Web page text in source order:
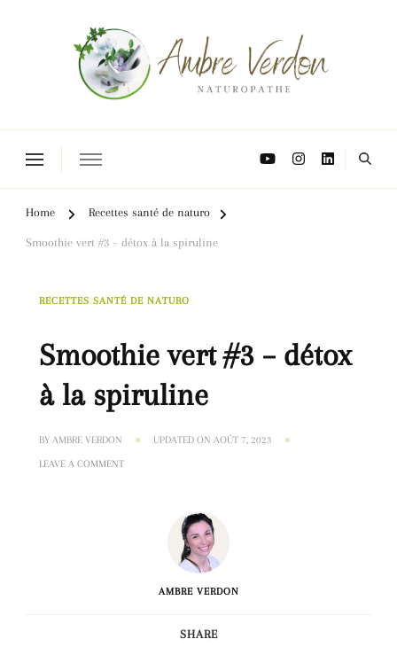
Home Recettes santé de naturo
Smoothie vert #3 – détox à la spiruline
RECETTES SANTÉ DE NATURO
Smoothie vert #3 – détox
à la spiruline
BY AMBRE VERDON UPDATED ON AOÛT 7, 2023
LEAVE A COMMENTON
AMBRE VERDON
SHARE